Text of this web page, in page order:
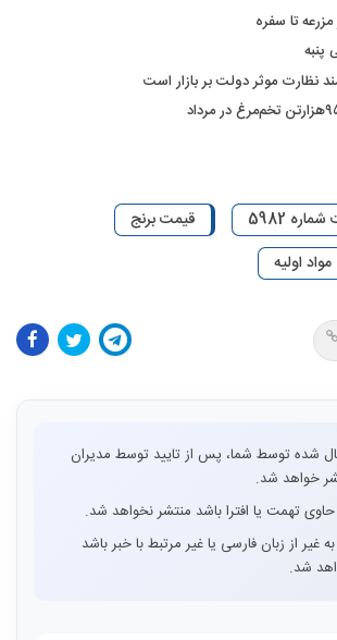
تا سفره
پنبه
نظارت موثر دولت بر بازار است
5982
قیمت برنج
مواد اولیه
شده توسط شما، پس از تایید توسط مدیران
خواهد شد.
تهمت یا افترا باشد منتشر نخواهد شد.
غیر از زبان فارسی یا غیر مرتبط با خبر باشد
شد.